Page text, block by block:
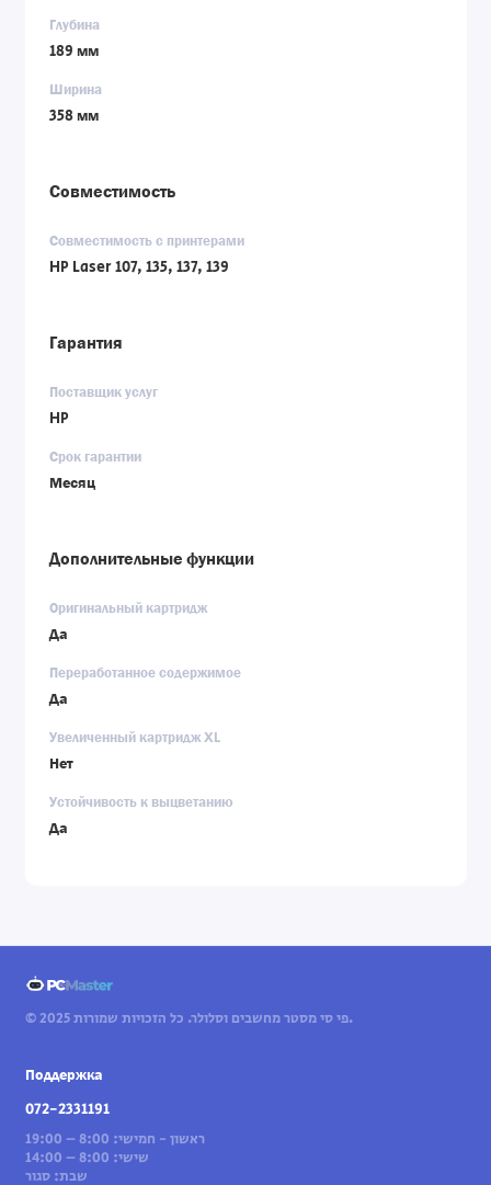
Глубина
189 мм
Ширина
358 мм
Совместимость
Совместимость с принтерами
HP Laser 107, 135, 137, 139
Гарантия
Поставщик услуг
HP
Срок гарантии
Месяц
Дополнительные функции
Оригинальный картридж
Да
Переработанное содержимое
Да
Увеличенный картридж XL
Нет
Устойчивость к выцветанию
Да
© 2025 פי סי מסטר מחשבים וסלולר. כל הזכויות שמורות.
Поддержка
072-2331191
ראשון - חמישי: 8:00 – 19:00
שישי: 8:00 – 14:00
שבת: סגור